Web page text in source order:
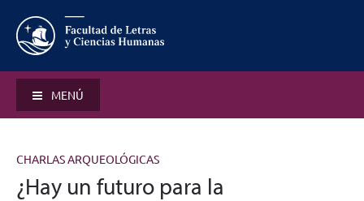
MENÚ
CHARLAS ARQUEOLÓGICAS
¿Hay un futuro para la